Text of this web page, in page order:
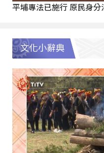
平埔專法已施行 原民身分
文化小辭典